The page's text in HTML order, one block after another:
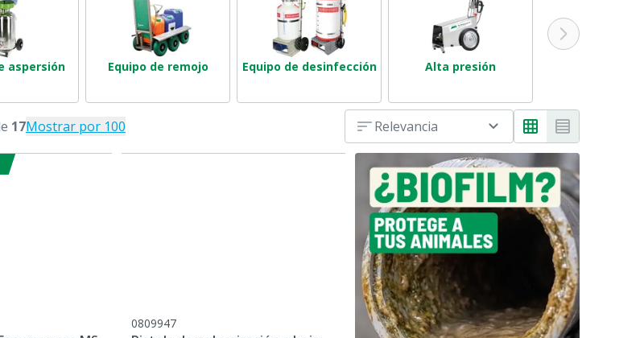
aspersión Equipo de remojo Equipo de desinfección Alta presión
17Mostrar por 100 Relevancia
0809947